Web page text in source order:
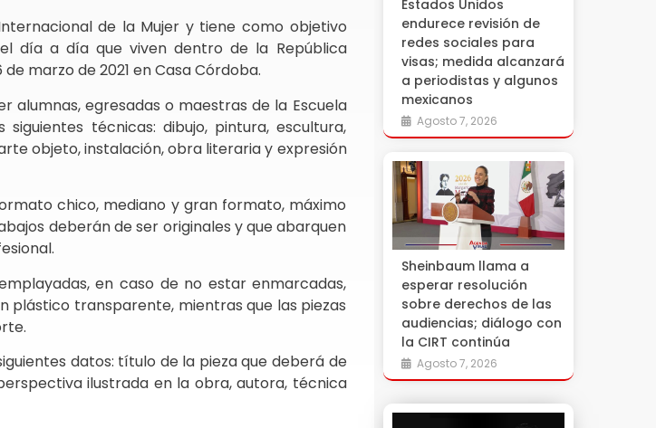
de la Mujer y tiene como objetivo
día a día que viven dentro de la República
marzo de 2021 en Casa Córdoba.
alumnas, egresadas o maestras de la Escuela
técnicas: dibujo, pintura, escultura,
objeto, instalación, obra literaria y expresión
chico, mediano y gran formato, máximo
deberán de ser originales y que abarquen
en caso de no estar enmarcadas,
transparente, mientras que las piezas
datos: título de la pieza que deberá de
ilustrada en la obra, autora, técnica
Estados Unidos
endurece revisión de
redes sociales para
visas; medida alcanzará
a periodistas y algunos
mexicanos
Agosto 7, 2026
Sheinbaum llama a
esperar resolución
sobre derechos de las
audiencias; diálogo con
la CIRT continúa
Agosto 7, 2026